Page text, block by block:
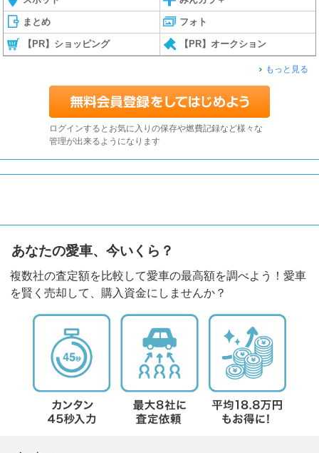
まとめ フォト
【PR】ショッピング 【PR】オークション
もっと見る
ログインするとお気に入りの保存や燃費記録など様々な
管理が出来るようになります
あなたの愛車、今いくら？
複数社の査定額を比較して愛車の最高額を調べよう！愛車
を賢く売却して、購入資金にしませんか？